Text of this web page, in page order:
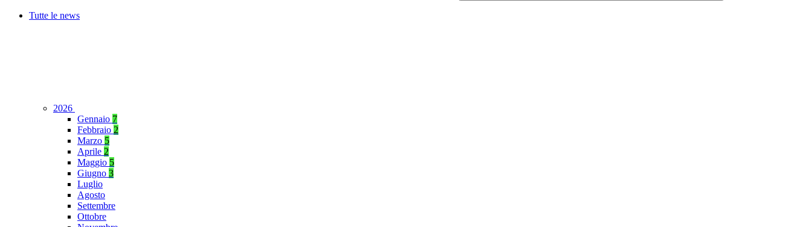
Tutte le news
2026
Gennaio 7
Febbraio 2
Marzo 5
Aprile 2
Maggio 5
Giugno 3
Luglio
Agosto
Settembre
Ottobre